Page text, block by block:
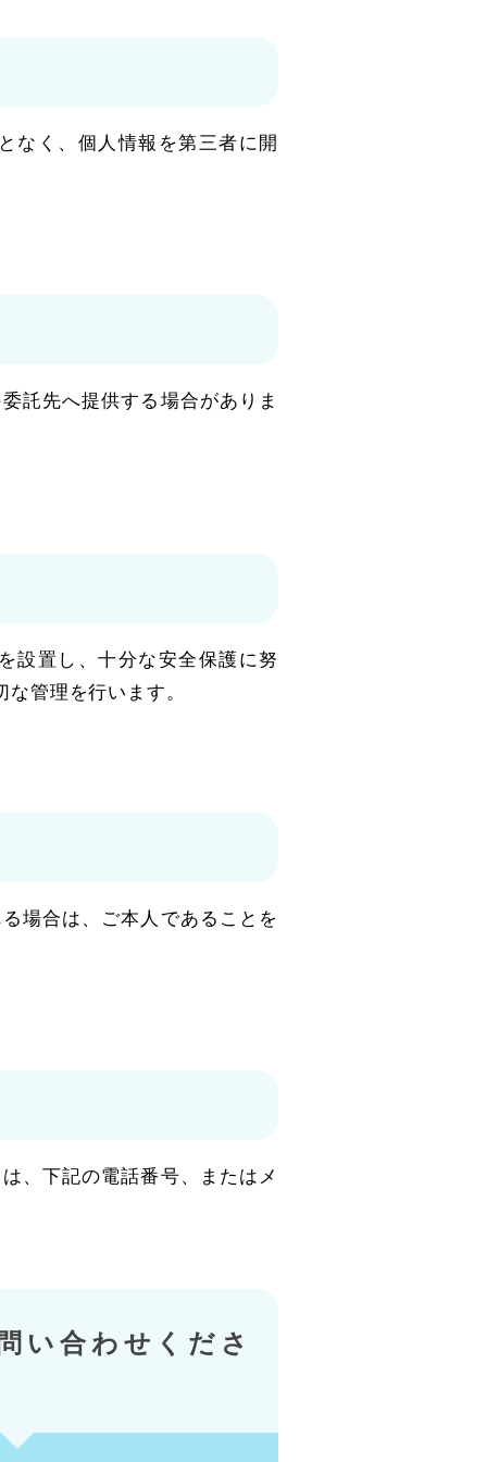
なく、個人情報を第三者に開
託先へ提供する場合がありま
設置し、十分な安全保護に努
管理を行います。
場合は、ご本人であることを
、下記の電話番号、またはメ
い合わせくださ